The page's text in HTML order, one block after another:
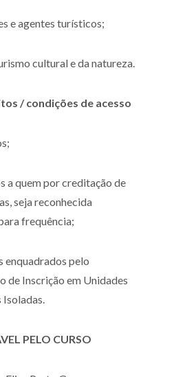
e agentes turísticos;
cultural e da natureza.
/ condições de acesso
a quem por creditação de
seja reconhecida
frequência;
enquadrados pelo
de Inscrição em Unidades
PELO CURSO